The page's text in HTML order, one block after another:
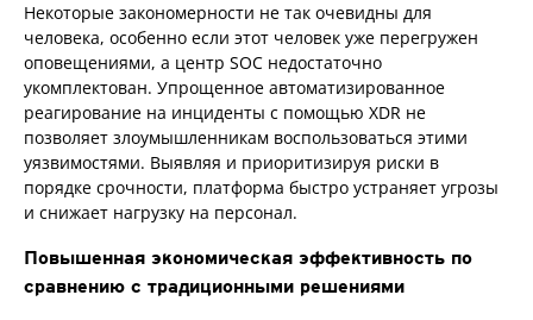
Некоторые закономерности не так очевидны для
человека, особенно если этот человек уже перегружен
оповещениями, а центр SOC недостаточно
укомплектован. Упрощенное автоматизированное
реагирование на инциденты с помощью XDR не
позволяет злоумышленникам воспользоваться этими
уязвимостями. Выявляя и приоритизируя риски в
порядке срочности, платформа быстро устраняет угрозы
и снижает нагрузку на персонал.
Повышенная экономическая эффективность по
сравнению с традиционными решениями